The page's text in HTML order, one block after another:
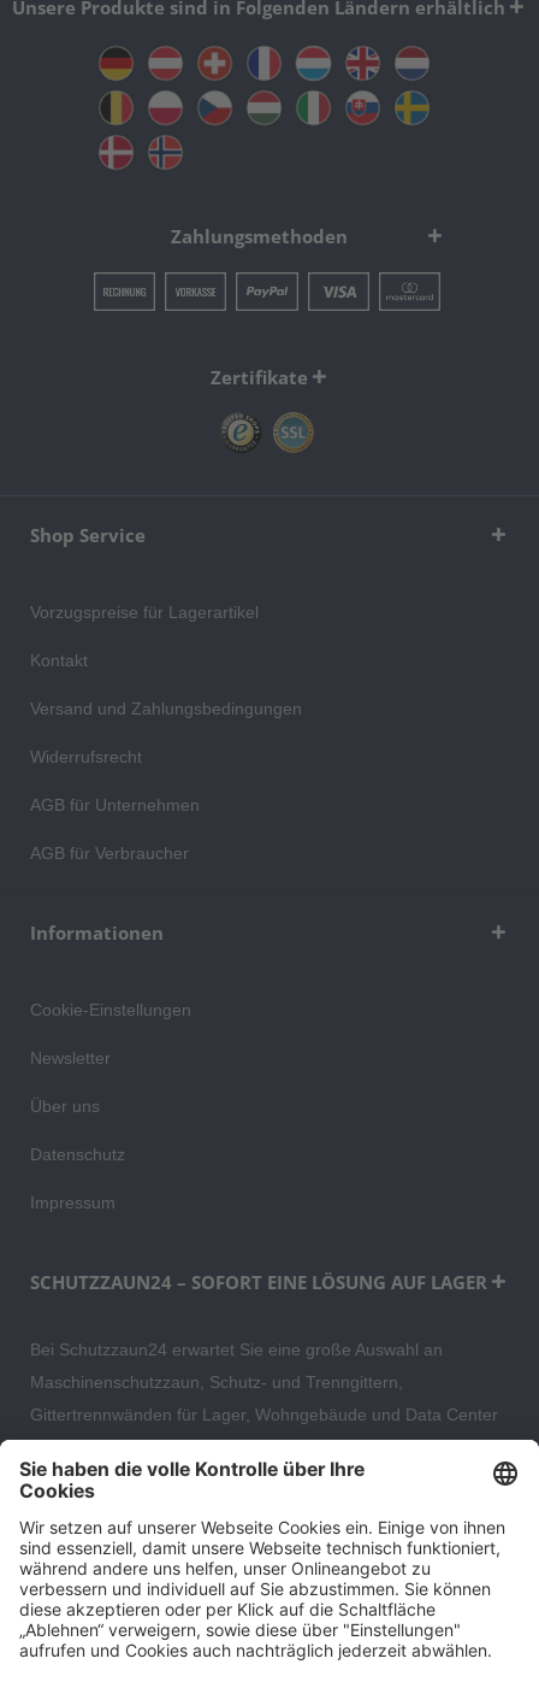
Unsere Produkte sind in Folgenden Ländern erhältlich
Zahlungsmethoden
Zertifikate
Shop Service
Vorzugspreise für Lagerartikel
Kontakt
Versand und Zahlungsbedingungen
Widerrufsrecht
AGB für Unternehmen
AGB für Verbraucher
Informationen
Cookie-Einstellungen
Newsletter
Über uns
Datenschutz
Impressum
SCHUTZZAUN24 – SOFORT EINE LÖSUNG AUF LAGER
Bei Schutzzaun24 erwartet Sie eine große Auswahl an
Maschinenschutzzaun, Schutz- und Trenngittern,
Gittertrennwänden für Lager, Wohngebäude und Data Center
hochwertige Gartenzäune und Zaunsysteme für die sichere
öffentlichen Grundstücken. Darüber hinaus finden Sie bei uns
Produkte der Betriebsausstattung, wie Absperrtechnik,
Transportgeräte, Verkehrssicherung sowie Bau- und
Eventsicherung.